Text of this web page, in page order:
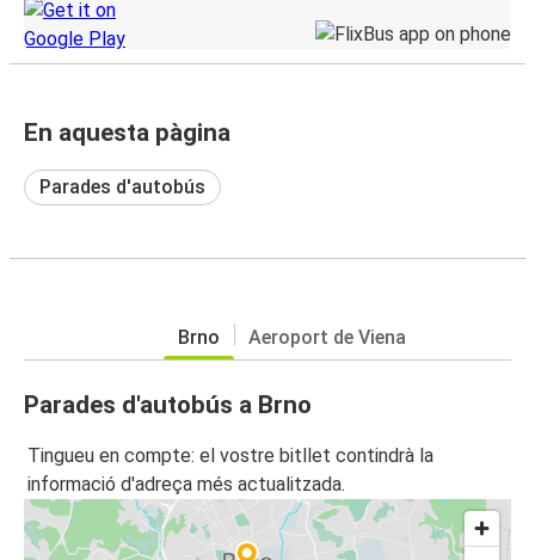
En aquesta pàgina
Parades d'autobús
Brno Aeroport de Viena
Parades d'autobús a Brno
Tingueu en compte: el vostre bitllet contindrà la
informació d'adreça més actualitzada.